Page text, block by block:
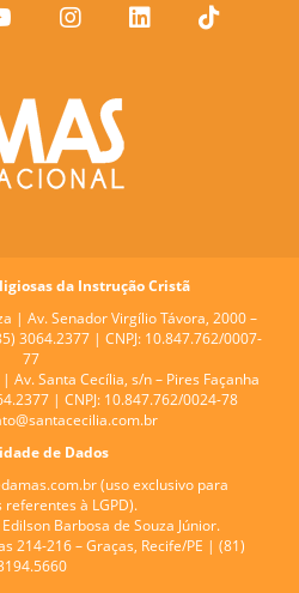
da Instrução Cristã
| Av. Senador Virgílio Távora, 2000 –
3064.2377 | CNPJ: 10.847.762/0007-
77
| Av. Santa Cecília, s/n – Pires Façanha
| CNPJ: 10.847.762/0024-78
de Dados
(uso exclusivo para
referentes à LGPD).
Edilson Barbosa de Souza Júnior.
214-216 – Graças, Recife/PE | (81)